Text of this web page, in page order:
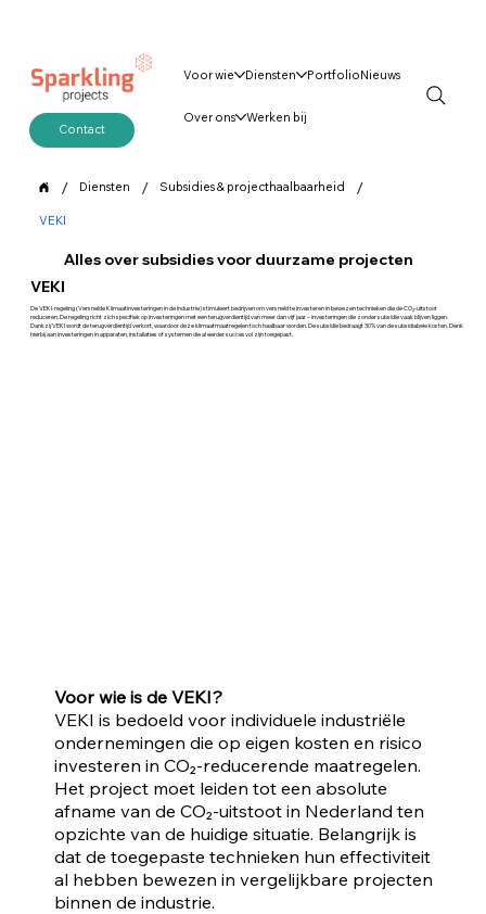
Voor wie Diensten PortfolioNieuws
Over ons
Werken bij
Contact
/ Diensten / Subsidies & projecthaalbaarheid /
VEKI
Alles over subsidies voor duurzame projecten
VEKI
De VEKI-regeling (Versnelde Klimaatinvesteringen in de Industrie) stimuleert bedrijven om versneld te investeren in bewezen technieken die de CO₂-uitstoot
reduceren. De regeling richt zich specifiek op investeringen met een terugverdientijd van meer dan vijf jaar – investeringen die zonder subsidie vaak blijven liggen.
Dankzij VEKI wordt de terugverdientijd verkort, waardoor deze klimaatmaatregelen toch haalbaar worden. De subsidie bedraagt 30% van de subsidiabele kosten. Denk
hierbij aan investeringen in apparaten, installaties of systemen die al eerder succesvol zijn toegepast.
Voor wie is de VEKI?
VEKI is bedoeld voor individuele industriële
ondernemingen die op eigen kosten en risico
investeren in CO₂-reducerende maatregelen.
Het project moet leiden tot een absolute
afname van de CO₂-uitstoot in Nederland ten
opzichte van de huidige situatie. Belangrijk is
dat de toegepaste technieken hun effectiviteit
al hebben bewezen in vergelijkbare projecten
binnen de industrie.​